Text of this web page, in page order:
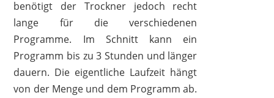
benötigt der Trockner jedoch recht
lange für die verschiedenen
Programme. Im Schnitt kann ein
Programm bis zu 3 Stunden und länger
dauern. Die eigentliche Laufzeit hängt
von der Menge und dem Programm ab.